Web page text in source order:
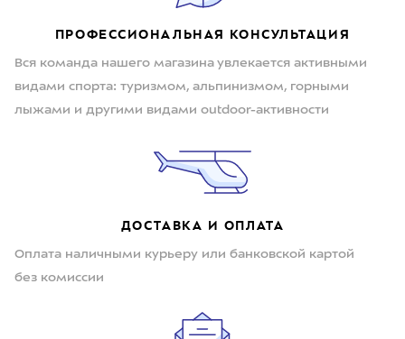
ПРОФЕССИОНАЛЬНАЯ КОНСУЛЬТАЦИЯ
Вся команда нашего магазина увлекается активными
видами спорта: туризмом, альпинизмом, горными
лыжами и другими видами outdoor-активности
ДОСТАВКА И ОПЛАТА
Оплата наличными курьеру или банковской картой
без комиссии